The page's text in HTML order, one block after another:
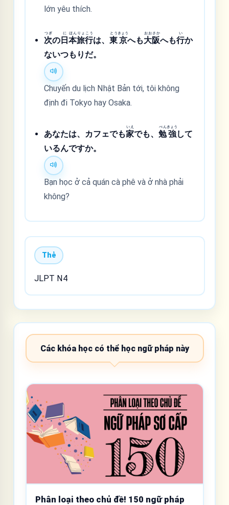
lớn yêu thích.
次
つぎ
の日
に
本
ほん
旅
りょ
行
こう
は、東
とう
京
きょう
へも大
おお
阪
さか
へも行
い
か
ないつもりだ。
Chuyến du lịch Nhật Bản tới, tôi không
định đi Tokyo hay Osaka.
あなたは、カフェでも家
いえ
でも、勉
べん
強
きょう
して
いるんですか。
Bạn học ở cả quán cà phê và ở nhà phải
không?
Thẻ
JLPT N4
Các khóa học có thể học ngữ pháp này
Phân loại theo chủ đề! 150 ngữ pháp